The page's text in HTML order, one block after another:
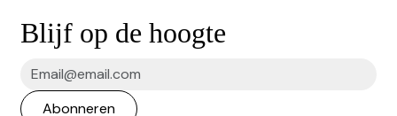
Blijf op de hoogte